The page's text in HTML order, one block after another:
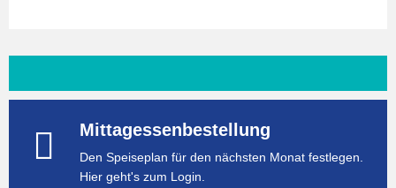
Mittagessenbestellung
Den Speiseplan für den nächsten Monat festlegen.
Hier geht's zum Login.